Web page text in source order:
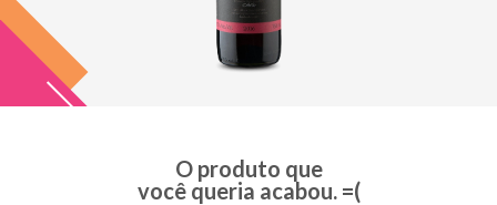
O produto que
você queria acabou. =(